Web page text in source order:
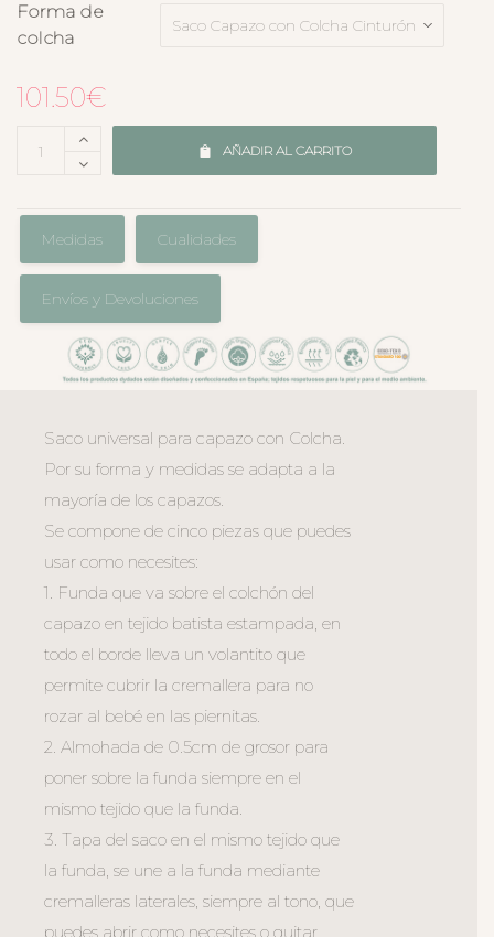
Forma de
colcha
101.50€
AÑADIR AL CARRITO
Medidas Cualidades
Envíos y Devoluciones
Saco universal para capazo con Colcha.
Por su forma y medidas se adapta a la
mayoría de los capazos.
Se compone de cinco piezas que puedes
usar como necesites:
1. Funda que va sobre el colchón del
capazo en tejido batista estampada, en
todo el borde lleva un volantito que
permite cubrir la cremallera para no
rozar al bebé en las piernitas.
2. Almohada de 0.5cm de grosor para
poner sobre la funda siempre en el
mismo tejido que la funda.
3. Tapa del saco en el mismo tejido que
la funda, se une a la funda mediante
cremalleras laterales, siempre al tono, que
puedes abrir como necesites o quitar